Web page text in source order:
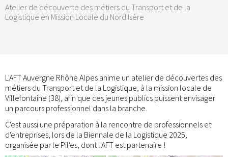
Atelier de découverte des métiers du Transport et de la
Logistique en Mission Locale du Nord Isère
L'AFT Auvergne Rhône Alpes anime un atelier de découvertes des
métiers du Transport et de la Logistique, à la mission locale de
Villefontaine (38), afin que ces jeunes publics puissent envisager
un parcours professionnel dans la branche.
C'est aussi une préparation à la rencontre de professionnels et
d'entreprises, lors de la Biennale de la Logistique 2025,
organisée par le Pil'es, dont l'AFT est partenaire !